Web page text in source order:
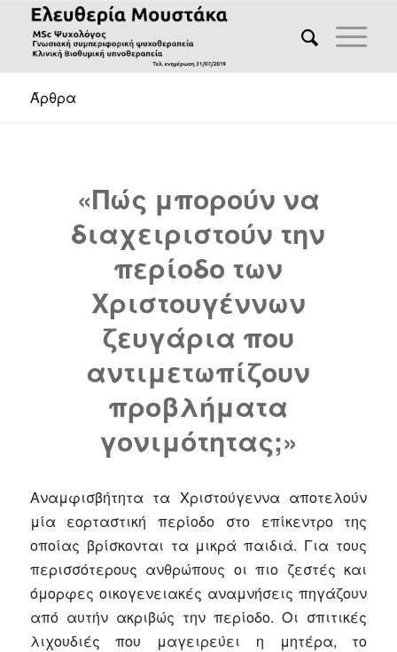
Άρθρα
«Πώς μπορούν να
διαχειριστούν την
περίοδο των
Χριστουγέννων
ζευγάρια που
αντιμετωπίζουν
προβλήματα
γονιμότητας;»
Αναμφισβήτητα τα Χριστούγεννα αποτελούν
μία εορταστική περίοδο στο επίκεντρο της
οποίας βρίσκονται τα μικρά παιδιά. Για τους
περισσότερους ανθρώπους οι πιο ζεστές και
όμορφες οικογενειακές αναμνήσεις πηγάζουν
από αυτήν ακριβώς την περίοδο. Οι σπιτικές
λιχουδιές που μαγειρεύει η μητέρα, το